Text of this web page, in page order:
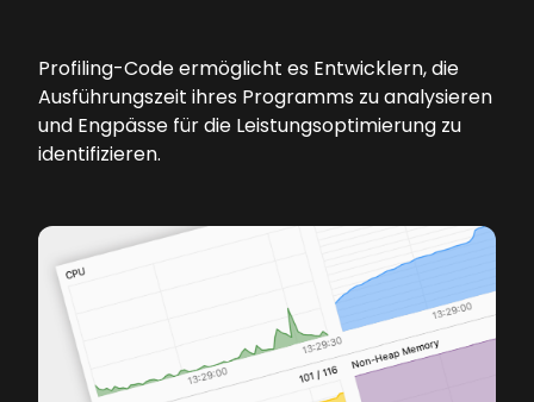
Profiling-Code ermöglicht es Entwicklern, die
Ausführungszeit ihres Programms zu analysieren
und Engpässe für die Leistungsoptimierung zu
identifizieren.